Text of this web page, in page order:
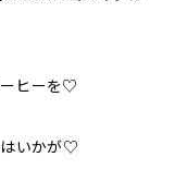
ーヒーを♡
はいかが♡